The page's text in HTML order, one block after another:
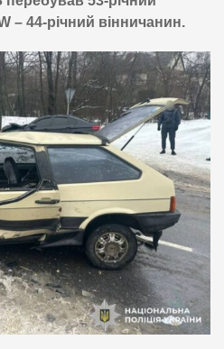
– 44-річний вінничанин.